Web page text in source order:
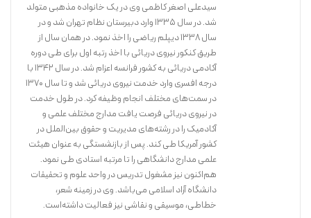
سیدعلی اصغر کاظمی وی در یک خانواده مذهبی متولد
شد. در سال ۱۳۳۵ وارد دبیرستان نظام تهران شد و در
سال ۱۳۳۸ دیپلم ریاضی را اخذ نمود. در همان سال از
طریق کنکور نیروی دریائی با اخذ رتبه اول برای طی دوره
آکادمی دریائی به کشور فرانسه اعزام شد. در سال ۱۳۴۲ با
درجه افسری وارد خدمت نیروی دریائی شد و تا سال ۱۳۷۰
در سمت‌های مختلف انجام وظیفه کرد. در طول خدمت
در نیروی دریائی فرصت یافت مدارج مختلف علمی و
آکادمیک را در رشته‌های مدیریت و حقوق بین‌الملل در
کشور آمریکا طی کند. پس از بازنشستگی به عنوان هیئت
علمی مدارج دانشگاهی را تا مرتبه استادی طی نمود.
هم‌اکنون نیز مشغول تدریس در واحد علوم و تحقیقات
دانشگاه آزاد اسلامی می‌باشد. وی در زمینه شعر،
خطاطی، موسیقی و نقاشی نیز فعالیت داشته‌است.